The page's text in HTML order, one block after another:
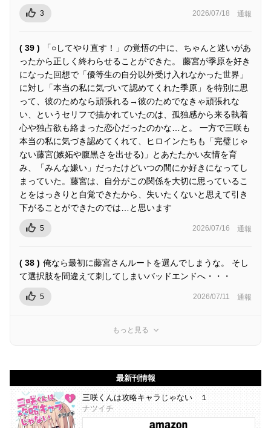
3 2026/07/18 通報
( 39 )
「○してやり直す！」の覚悟の中に、ちゃんと迷いがあ
ったから正しく終わらせることができた。 藤宮が季原を好き
になった回想で「優等生の自分以外受け入れなかった世界」
に対し「本当の私に気づいて認めてくれた季原」を特別に思
って、彼のためなら頑張れる→彼のためでなきゃ頑張れな
い、というセリフで描かれていたのは、孤独感から来る執着
心や独占欲も絡まった恋心だったのかな…と。 一方で三咲も
本当の私に気づき認めてくれて、ヒロインたちも「完璧じゃ
ない藤宮(嫉妬や腹黒さを出せる)」とあたたかい友情を育
み、「みんな嫌い」だったけどいつの間にか好きになってし
まっていた。藤宮は、自分がこの関係を大切に思っているこ
とをはっきりと自覚できたから、失いたくないと思えて引き
下がることができたのでは…と思います
5 2026/07/16 通報
( 38 ) 俺なら最初に藤宮さんルートを選んでしまうな。 そし
て選択肢を間違えて刺してしまいバッドエンドへ・・・
5 2026/07/11 通報
もっと見る
最新刊情報
三咲くんは攻略キャラじゃない １
ナツイチ